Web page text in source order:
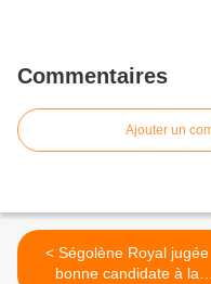
Commentaires
Ajouter un
< Ségolène Royal jugée
bonne candidate à la